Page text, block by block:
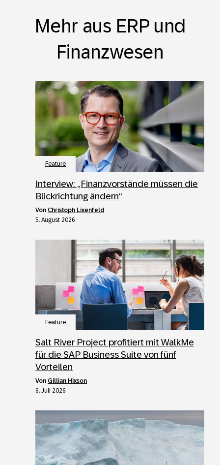
Mehr aus ERP und
Finanzwesen
Feature
Interview: „Finanzvorstände müssen die
Blickrichtung ändern“
von Christoph Lixenfeld
5. August 2026
Feature
Salt River Project profitiert mit WalkMe
für die SAP Business Suite von fünf
Vorteilen
von Gillian Hixson
6. Juli 2026